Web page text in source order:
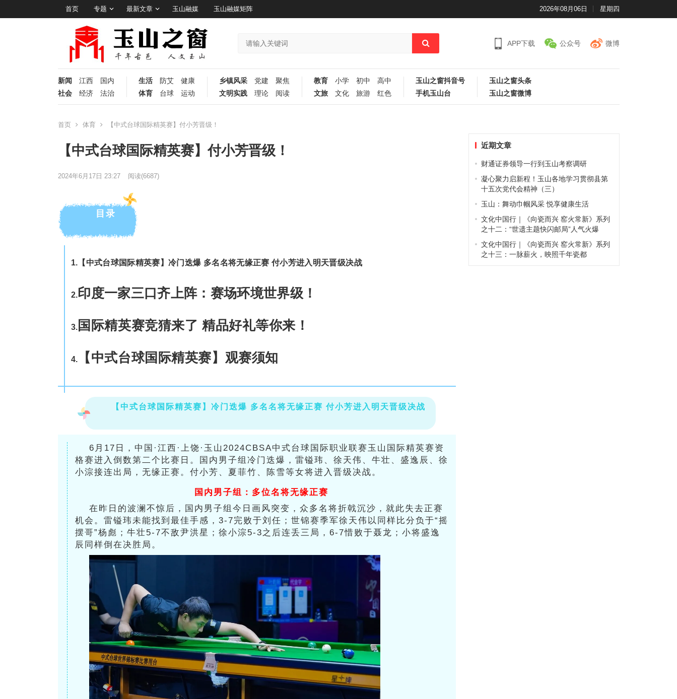
首页 专题 最新文章 玉山融媒 玉山融媒矩阵 2026年08月06日 星期四
APP下载 公众号 微博
新闻 江西
国内
社会
经济 法治
生活 防艾
健康
体育
台球 运动
乡镇风采 党建
聚焦
文明实践
理论 阅读
教育 小学 初中
高中
文旅
文化 旅游 红色
玉山之窗抖音号
手机玉山台
玉山之窗头条
玉山之窗微博
首页 体育 【中式台球国际精英赛】付小芳晋级！
【中式台球国际精英赛】付小芳晋级！
2024年6月17日 23:27 阅读(6687)
目录
1.【中式台球国际精英赛】冷门迭爆 多名名将无缘正赛 付小芳进入明天晋级决战
2.印度一家三口齐上阵：赛场环境世界级！
3. 国际精英赛竞猜来了 精品好礼等你来！
4. 【中式台球国际精英赛】观赛须知
【中式台球国际精英赛】冷门迭爆 多名名将无缘正赛 付小芳进入明天晋级决战
6月17日，中国·江西·上饶·玉山2024CBSA中式台球国际职业联赛玉山国际精英赛资
格赛进入倒数第二个比赛日。国内男子组冷门迭爆，雷镒玮、徐天伟、牛壮、盛逸辰、徐
小淙接连出局，无缘正赛。付小芳、夏菲竹、陈雪等女将进入晋级决战。
国内男子组：多位名将无缘正赛
在昨日的波澜不惊后，国内男子组今日画风突变，众多名将折戟沉沙，就此失去正赛
机会。雷镒玮未能找到最佳手感，3-7完败于刘任；世锦赛季军徐天伟以同样比分负于“摇
摆哥”杨彪；牛壮5-7不敌尹洪星；徐小淙5-3之后连丢三局，6-7惜败于聂龙；小将盛逸
辰同样倒在决胜局。
近期文章
财通证券领导一行到玉山考察调研
凝心聚力启新程！玉山各地学习贯彻县第
十五次党代会精神（三）
玉山：舞动巾帼风采 悦享健康生活
文化中国行｜《向瓷而兴 窑火常新》系列
之十二：“世遗主题快闪邮局”人气火爆
文化中国行｜《向瓷而兴 窑火常新》系列
之十三：一脉薪火，映照千年瓷都